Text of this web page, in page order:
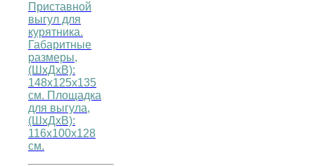
Приставной
выгул для
курятника.
Габаритные
размеры,
(ШхДхВ):
148х125х135
см. Площадка
для выгула,
(ШхДхВ):
116х100х128
см.